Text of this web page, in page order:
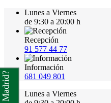
Lunes a Viernes
de 9:30 a 20:00 h
Recepción
91 577 44 77
Información
681 049 801
Lunes a Viernes